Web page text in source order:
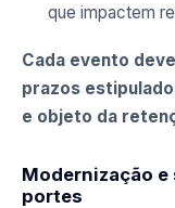
que impactem
Cada evento
prazos
e objeto da
Modernização
portes